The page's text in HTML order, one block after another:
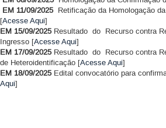
EM 11/09/2025 Retificação da Homologação
[Acesse Aqui]
EM 15/09/2025Resultado do Recurso contra
Ingresso [Acesse Aqui]
EM 17/09/2025Resultado do Recurso contra
de Heteroidentificação [Acesse Aqui]
EM 18/09/2025Edital convocatório para
Aqui]